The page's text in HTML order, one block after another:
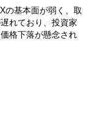
基本面が弱く、取
れており、投資家
格下落が懸念され